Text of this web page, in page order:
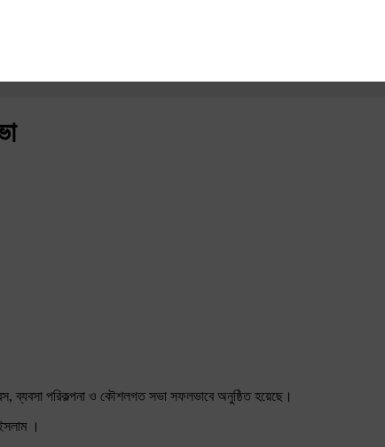
ব্যবসা পরিকল্পনা ও কৌশলগত সভা সফলভাবে অনুষ্ঠিত হয়েছে।
।